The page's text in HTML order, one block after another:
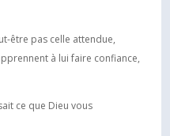
être pas celle attendue,
à lui faire confiance,
ce que Dieu vous